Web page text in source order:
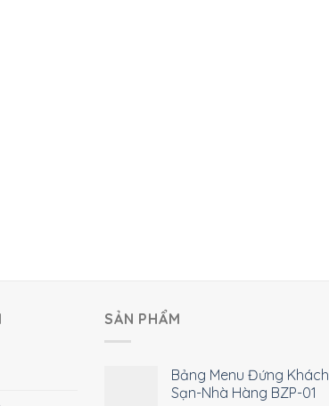
SẢN PHẨM
Bảng Menu Đứng Khách
Sạn-Nhà Hàng BZP-01